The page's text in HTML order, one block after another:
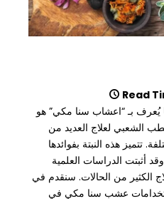
Read
بـ “اعشاب سنا مكي” هو
الشعبي لعلاج العديد من
تتميز هذه النبتة بفوائدها
أثبتت الدراسات العلمية
الكثير من الحالات. سنقدم في
عشب سنا مكي في